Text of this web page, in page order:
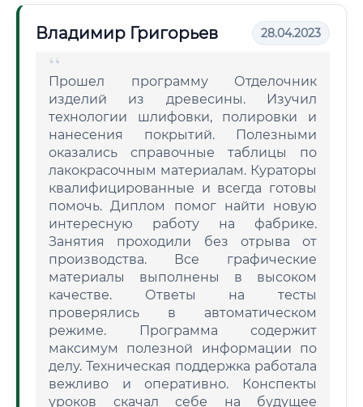
Владимир Григорьев 28.04.2023
Прошел программу Отделочник
изделий из древесины. Изучил
технологии шлифовки, полировки и
нанесения покрытий. Полезными
оказались справочные таблицы по
лакокрасочным материалам. Кураторы
квалифицированные и всегда готовы
помочь. Диплом помог найти новую
интересную работу на фабрике.
Занятия проходили без отрыва от
производства. Все графические
материалы выполнены в высоком
качестве. Ответы на тесты
проверялись в автоматическом
режиме. Программа содержит
максимум полезной информации по
делу. Техническая поддержка работала
вежливо и оперативно. Конспекты
уроков скачал себе на будущее